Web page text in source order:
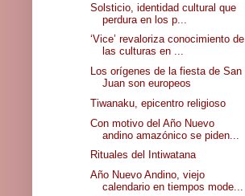
Solsticio, identidad cultural que
perdura en los p...
‘Vice’ revaloriza conocimiento de
las culturas en ...
Los orígenes de la fiesta de San
Juan son europeos
Tiwanaku, epicentro religioso
Con motivo del Año Nuevo
andino amazónico se piden...
Rituales del Intiwatana
Año Nuevo Andino, viejo
calendario en tiempos mode...